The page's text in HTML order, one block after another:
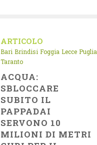
ARTICOLO
Bari Brindisi Foggia Lecce Puglia
Taranto
ACQUA:
SBLOCCARE
SUBITO IL
PAPPADAI
SERVONO 10
MILIONI DI METRI